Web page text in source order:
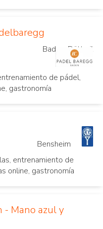
Baden-Dättwil
de pádel,
gastronomía
Bensheim
entrenamiento de
online, gastronomía
- Mano azul y